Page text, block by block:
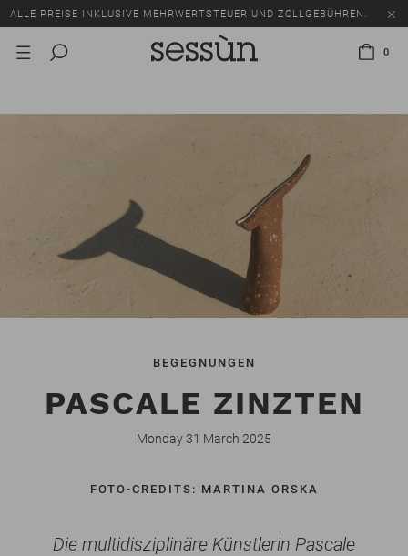
SALE: BIS ZU -50% AUF EINE AUSWAHL AN ARTIKELN.
ALLE PREISE INKLUSIVE MEHRWERTSTEUER UND ZOLLGEBÜHREN.
0
BEGEGNUNGEN
PASCALE ZINZTEN
Monday 31 March 2025
FOTO-CREDITS: MARTINA ORSKA
Die multidisziplinäre Künstlerin Pascale